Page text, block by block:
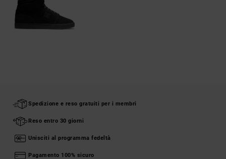
Spedizione e reso gratuiti per i membri
Reso entro 30 giorni
Unisciti al programma fedeltà
Pagamento 100% sicuro